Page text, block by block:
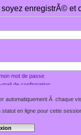
enregistrÃ©
mot de passe
de confirmation
automatiquement Ã chaque
statut en ligne pour cette